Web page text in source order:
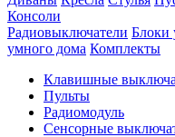
Консоли
Радиовыключатели Блоки
умного дома Комплекты
Клавишные
Пульты
Радиомодуль
Сенсорные